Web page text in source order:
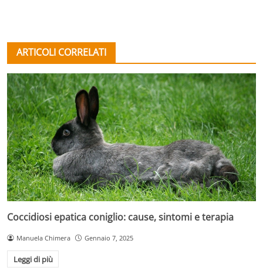
ARTICOLI CORRELATI
Coccidiosi epatica coniglio: cause, sintomi e terapia
Manuela Chimera Gennaio 7, 2025
Leggi di più